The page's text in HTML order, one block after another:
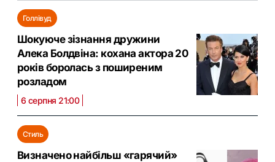
Голлівуд
Шокуюче зізнання дружини
Алека Болдвіна: кохана актора 20
років боролась з поширеним
розладом
6 серпня 21:00
Стиль
Визначено найбільш «гарячий»